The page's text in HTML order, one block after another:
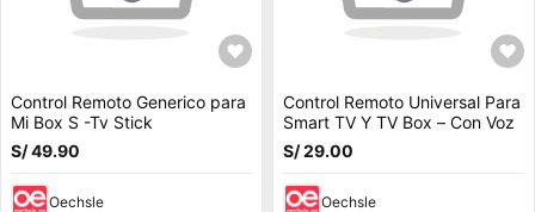
Control Remoto Generico para
Mi Box S -Tv Stick
S/ 49.90
Oechsle
Control Remoto Universal Para
Smart TV Y TV Box – Con Voz
S/ 29.00
Oechsle